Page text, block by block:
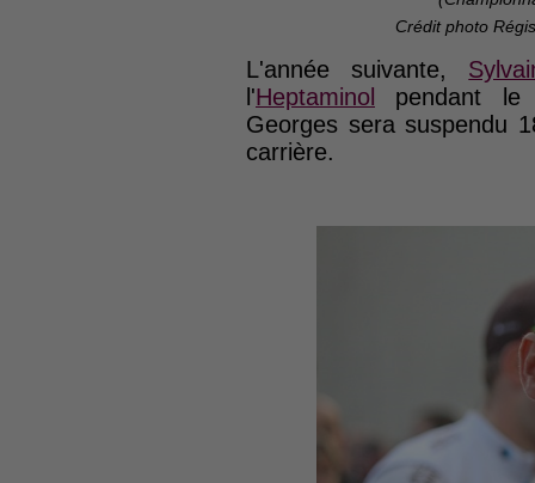
Crédit photo
L'année suivante,
l'Heptaminol
pendant
Georges sera suspendu
carrière.